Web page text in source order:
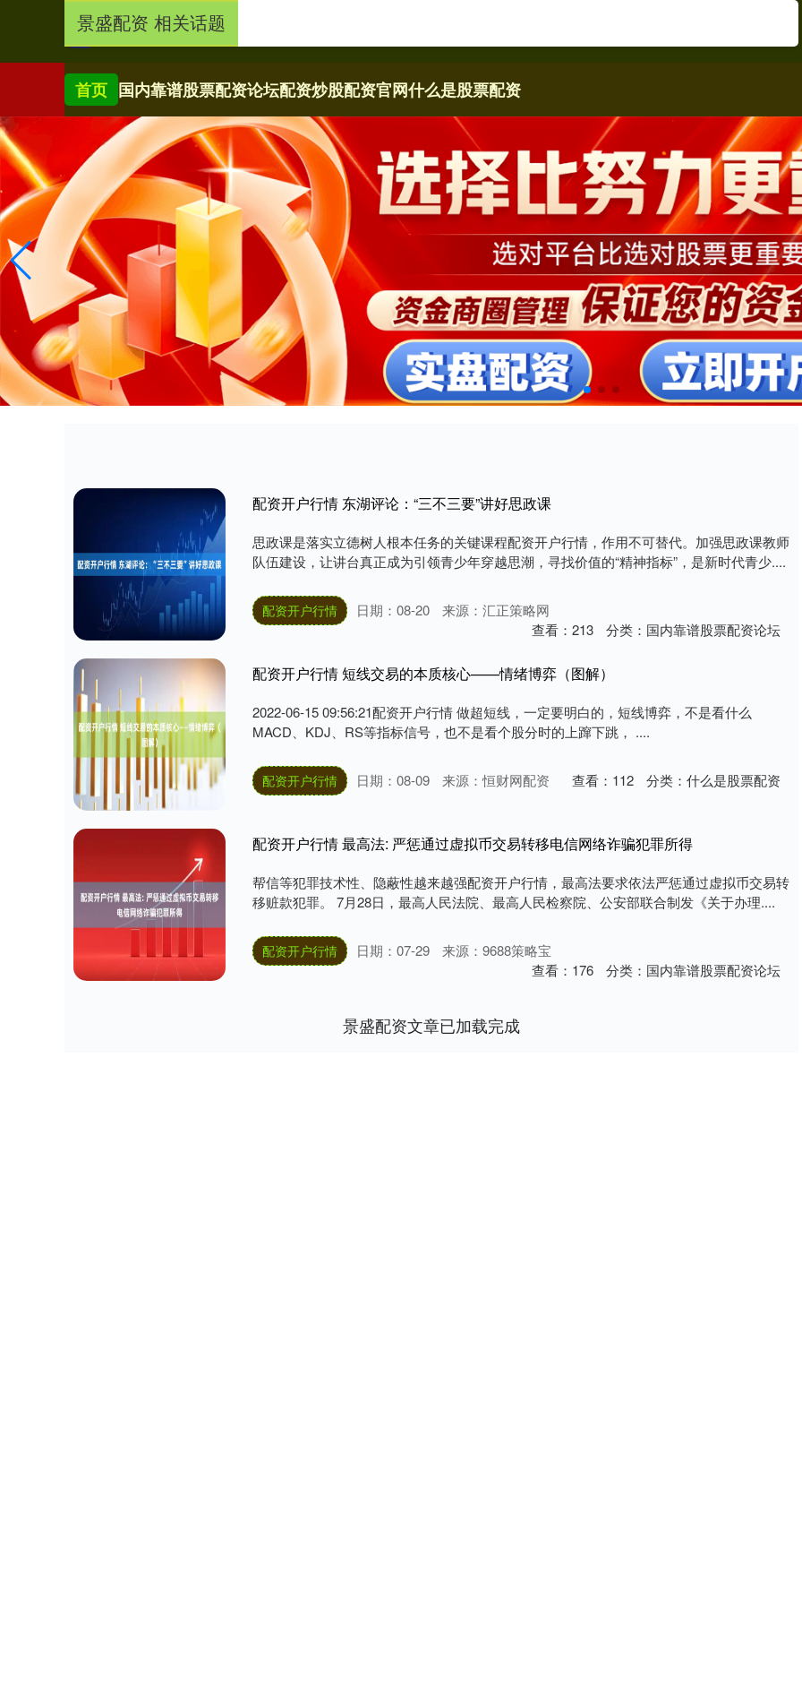
首页 国内靠谱股票配资论坛配资炒股配资官网什么是股票配资
景盛配资 相关话题
配资开户行情 东湖评论：“三不三要”讲好思政课
思政课是落实立德树人根本任务的关键课程配资开户行情，作用不可替代。加强思政课教师
队伍建设，让讲台真正成为引领青少年穿越思潮，寻找价值的“精神指标”，是新时代青少....
配资开户行情 日期：08-20
来源：汇正策略网
查看： 213 分类： 国内靠谱股票配资论坛
配资开户行情 短线交易的本质核心——情绪博弈（图解）
2022-06-15 09:56:21配资开户行情 做超短线，一定要明白的，短线博弈，不是看什么
MACD、KDJ、RS等指标信号，也不是看个股分时的上蹿下跳， ....
配资开户行情 日期：08-09 来源：恒财网配资 查看： 112 分类： 什么是股票配资
配资开户行情 最高法: 严惩通过虚拟币交易转移电信网络诈骗犯罪所得
帮信等犯罪技术性、隐蔽性越来越强配资开户行情，最高法要求依法严惩通过虚拟币交易转
移赃款犯罪。 7月28日，最高人民法院、最高人民检察院、公安部联合制发《关于办理....
配资开户行情 日期：07-29
来源：9688策略宝
查看： 176 分类： 国内靠谱股票配资论坛
景盛配资文章已加载完成